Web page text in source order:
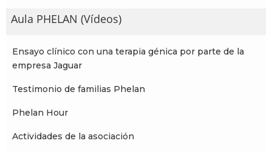
Aula PHELAN (Vídeos)
Ensayo clínico con una terapia génica por parte de la
empresa Jaguar
Testimonio de familias Phelan
Phelan Hour
Actividades de la asociación